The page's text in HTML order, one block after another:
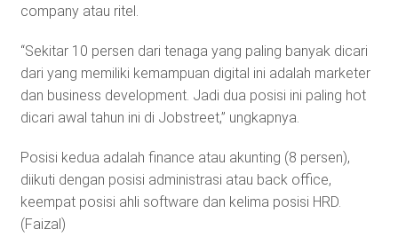
company atau ritel.
“Sekitar 10 persen dari tenaga yang paling banyak dicari
dari yang memiliki kemampuan digital ini adalah marketer
dan business development. Jadi dua posisi ini paling hot
dicari awal tahun ini di Jobstreet,” ungkapnya.
Posisi kedua adalah finance atau akunting (8 persen),
diikuti dengan posisi administrasi atau back office,
keempat posisi ahli software dan kelima posisi HRD.
(Faizal)